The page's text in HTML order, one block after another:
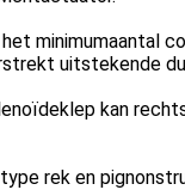
minimumaantal
uitstekende
kan
rek en